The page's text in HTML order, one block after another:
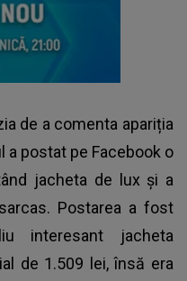
de a comenta apariția
a postat pe Facebook o
jacheta de lux și a
Postarea a fost
interesant jacheta
de 1.509 lei, însă era